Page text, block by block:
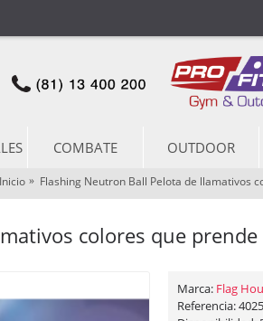
COMBATE OUTDOOR
Inicio Flashing Neutron Ball Pelota de llamativos
colores que
Marca: Flag
Referencia: